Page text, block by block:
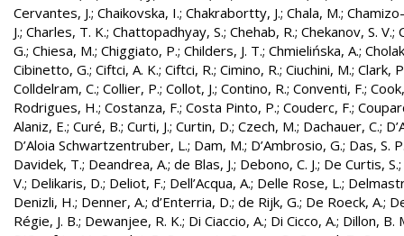
Cervantes, J.; Chaikovska, I.; Chakrabortty, J.; Chala, M.;
J.; Charles, T. K.; Chattopadhyay, S.; Chehab, R.; Chekanov, S. V.;
G.; Chiesa, M.; Chiggiato, P.; Childers, J. T.; Chmielińska, A.;
Cibinetto, G.; Ciftci, A. K.; Ciftci, R.; Cimino, R.; Ciuchini, M.; Clark,
Colldelram, C.; Collier, P.; Collot, J.; Contino, R.; Conventi, F.;
Rodrigues, H.; Costanza, F.; Costa Pinto, P.; Couderc, F.;
Alaniz, E.; Curé, B.; Curti, J.; Curtin, D.; Czech, M.; Dachauer, C.;
D’Aloia Schwartzentruber, L.; Dam, M.; D’Ambrosio, G.; Das, S.
Davidek, T.; Deandrea, A.; de Blas, J.; Debono, C. J.; De Curtis, S.;
V.; Delikaris, D.; Deliot, F.; Dell’Acqua, A.; Delle Rose, L.;
Denizli, H.; Denner, A.; d’Enterria, D.; de Rijk, G.; De Roeck, A.;
Régie, J. B.; Dewanjee, R. K.; Di Ciaccio, A.; Di Cicco, A.; Dillon, B.